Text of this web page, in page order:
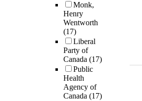
Monk,
Henry
Wentworth
(17)
Liberal
Party of
Canada (17)
Public
Health
Agency of
Canada (17)